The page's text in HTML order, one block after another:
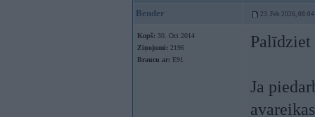
Bender 23. Feb 2026, 08:04
Kopš: 30. Oct 2014
Ziņojumi: 2196
Braucu ar: E91
Ja